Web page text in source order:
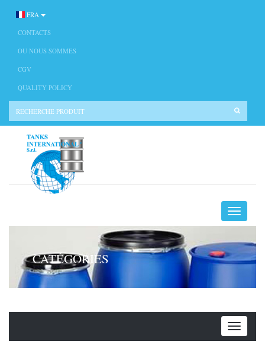
FRA
CONTACTS
OU NOUS SOMMES
CGV
QUALITY POLICY
CATÉGORIES